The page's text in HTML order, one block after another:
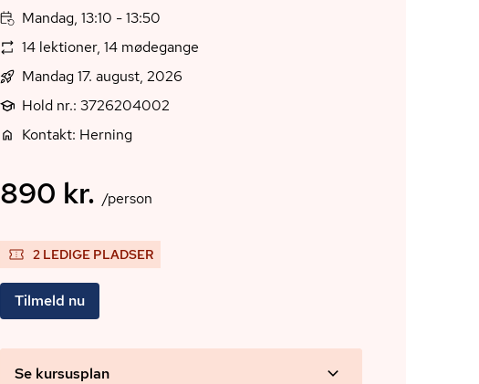
Mandag, 13:10 - 13:50
14 lektioner, 14 mødegange
Mandag 17. august, 2026
Hold nr.: 3726204002
Kontakt: Herning
890 kr. /person
2 LEDIGE PLADSER
Tilmeld nu
Se kursusplan